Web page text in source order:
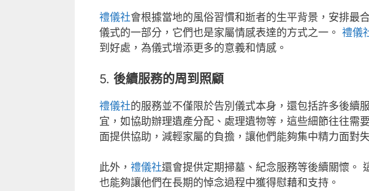
禮儀社會根據當地的風俗習慣和逝者的生平背景，安排最
儀式的一部分，它們也是家屬情感表達的方式之一。 禮儀
到好處，為儀式增添更多的意義和情感。
5. 後續服務的周到照顧
禮儀社的服務並不僅限於告別儀式本身，還包括許多後續
宜，如協助辦理遺產分配、處理遺物等，這些細節往往需
面提供協助，減輕家屬的負擔，讓他們能夠集中精力面對
此外， 禮儀社還會提供定期掃墓、紀念服務等後續關懷。
也能夠讓他們在長期的悼念過程中獲得慰藉和支持。